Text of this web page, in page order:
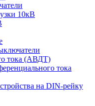
10кВ
тока (АВДТ)
тока
на DIN-рейку